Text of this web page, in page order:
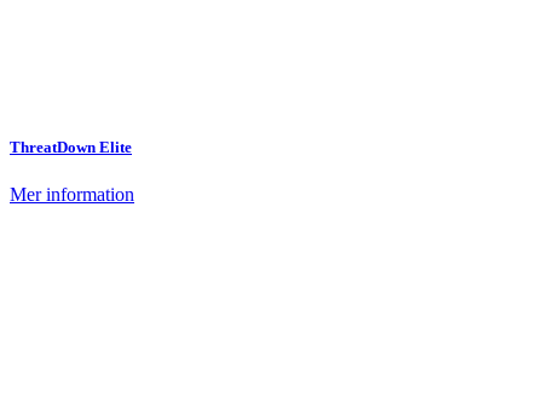
ThreatDown Elite
Mer information